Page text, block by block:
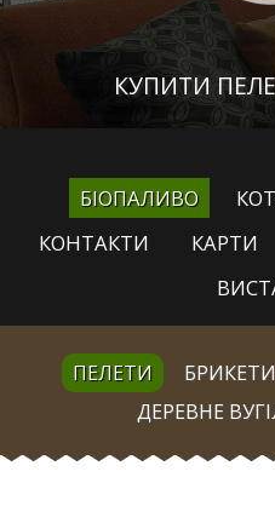
КУПИТИ
БІОПАЛИВО
КОНТАКТИ
КАРТИ
ПЕЛЕТИ БРИКЕТИ
ДЕРЕВНЕ